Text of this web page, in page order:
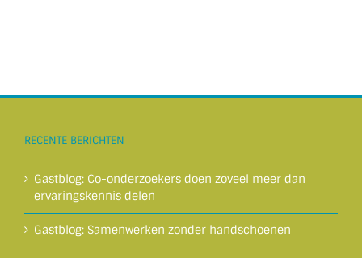
RECENTE BERICHTEN
Gastblog: Co-onderzoekers doen zoveel meer dan
ervaringskennis delen
Gastblog: Samenwerken zonder handschoenen